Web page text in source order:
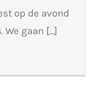
op de avond
gaan […]